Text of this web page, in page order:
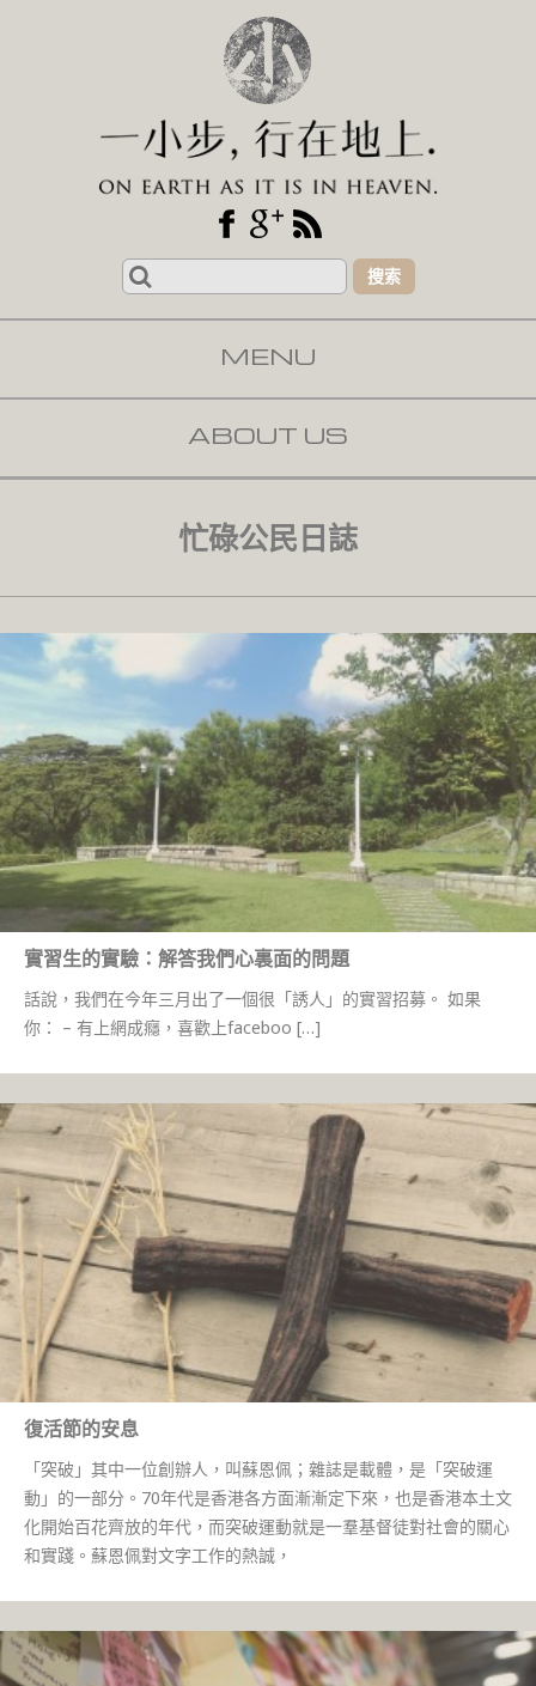
Search
for:
MENU
SKIP TO CONTENT
ABOUT US
忙碌公民日誌
實習生的實驗：解答我們心裏面的問題
話說，我們在今年三月出了一個很「誘人」的實習招募。 如果
你： – 有上網成癮，喜歡上faceboo […]
復活節的安息
「突破」其中一位創辦人，叫蘇恩佩；雜誌是載體，是「突破運
動」的一部分。70年代是香港各方面漸漸定下來，也是香港本土文
化開始百花齊放的年代，而突破運動就是一羣基督徒對社會的關心
和實踐。蘇恩佩對文字工作的熱誠，